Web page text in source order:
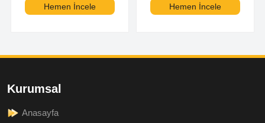
Hemen İncele Hemen İncele
Kurumsal
Anasayfa